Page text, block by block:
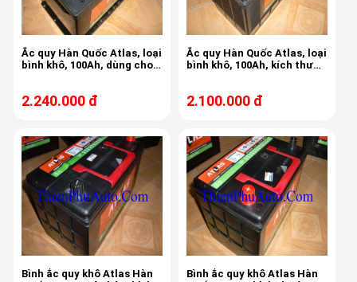
Ắc quy Hàn Quốc Atlas, loại
bình khô, 100Ah, dùng cho
2.240.000 đ
Ắc quy Hàn Quốc Atlas, loại
bình khô, 100Ah, kích thước
2.100.000 đ
Bình ắc quy khô Atlas Hàn
Bình ắc quy khô Atlas Hàn